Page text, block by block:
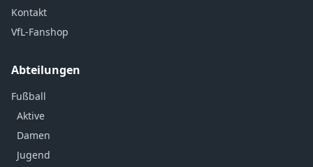
Kontakt
VfL-Fanshop
Abteilungen
Fußball
Aktive
Damen
Jugend